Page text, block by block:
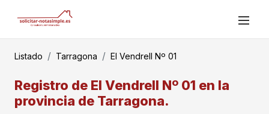
Listado Tarragona El Vendrell Nº 01
Registro de El Vendrell Nº 01 en la
provincia de Tarragona.